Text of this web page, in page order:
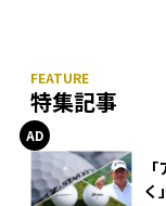
特集記事
く